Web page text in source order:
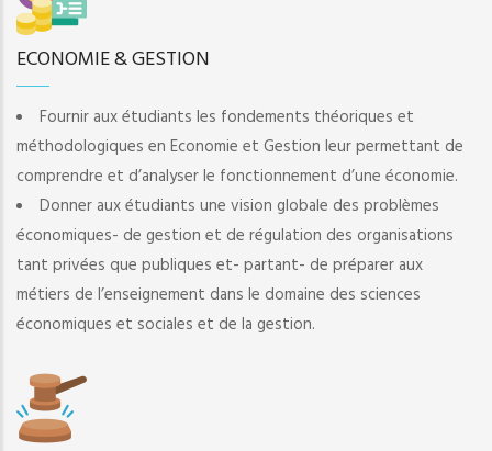
ECONOMIE & GESTION
Fournir aux étudiants les fondements théoriques et
méthodologiques en Economie et Gestion leur permettant de
comprendre et d’analyser le fonctionnement d’une économie.
Donner aux étudiants une vision globale des problèmes
économiques- de gestion et de régulation des organisations
tant privées que publiques et- partant- de préparer aux
métiers de l’enseignement dans le domaine des sciences
économiques et sociales et de la gestion.